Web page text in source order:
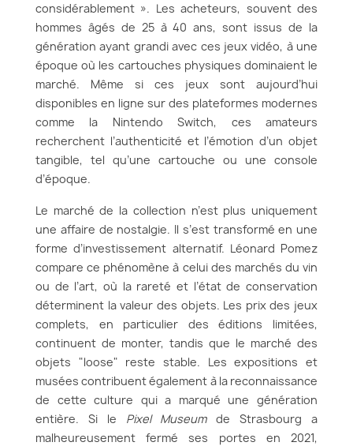
considérablement ». Les acheteurs, souvent des
hommes âgés de 25 à 40 ans, sont issus de la
génération ayant grandi avec ces jeux vidéo, à une
époque où les cartouches physiques dominaient le
marché. Même si ces jeux sont aujourd’hui
disponibles en ligne sur des plateformes modernes
comme la Nintendo Switch, ces amateurs
recherchent l’authenticité et l’émotion d’un objet
tangible, tel qu’une cartouche ou une console
d’époque.
Le marché de la collection n’est plus uniquement
une affaire de nostalgie. Il s’est transformé en une
forme d’investissement alternatif. Léonard Pomez
compare ce phénomène à celui des marchés du vin
ou de l’art, où la rareté et l’état de conservation
déterminent la valeur des objets. Les prix des jeux
complets, en particulier des éditions limitées,
continuent de monter, tandis que le marché des
objets "loose" reste stable. Les expositions et
musées contribuent également à la reconnaissance
de cette culture qui a marqué une génération
entière. Si le Pixel Museumde Strasbourg a
malheureusement fermé ses portes en 2021,